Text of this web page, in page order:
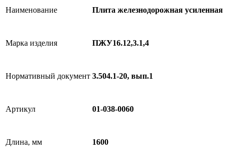
Наименование Плита железнодорожная усиленная
Марка изделия ПЖУ16.12,3.1,4
Нормативный документ 3.504.1-20, вып.1
Артикул 01-038-0060
Длина, мм 1600